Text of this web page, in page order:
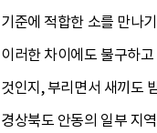
기준에 적합한 소를 만나
이러한 차이에도 불구하
것인지, 부리면서 새끼도
경상북도 안동의 일부 지